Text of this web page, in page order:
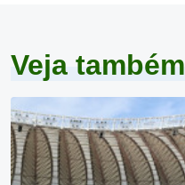
Veja também